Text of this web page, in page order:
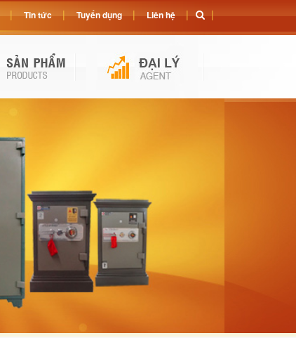
Tin tức Tuyển dụng Liên hệ